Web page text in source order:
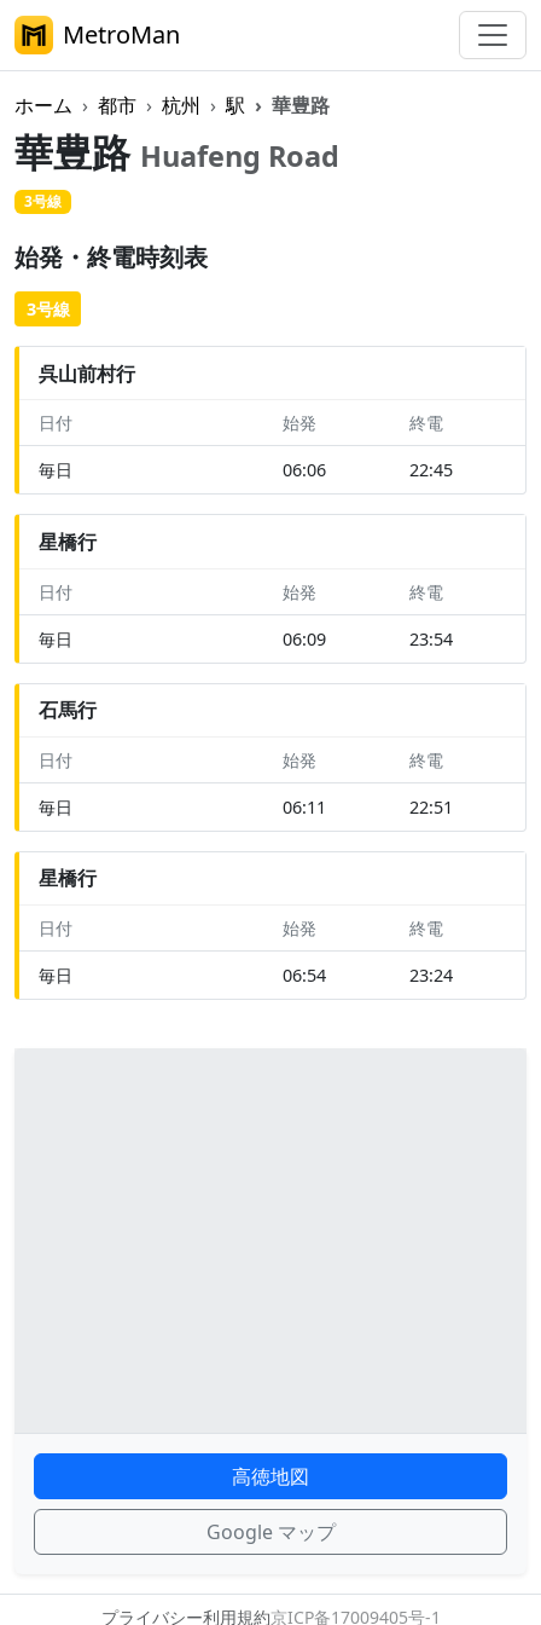
MetroMan
ホーム 都市 杭州 駅 華豊路
華豊路 Huafeng Road
3号線
始発・終電時刻表
3号線
呉山前村行
日付 始発 終電
毎日 06:06 22:45
星橋行
日付 始発 終電
毎日 06:09 23:54
石馬行
日付 始発 終電
毎日 06:11 22:51
星橋行
日付 始発 終電
毎日 06:54 23:24
高徳地図
Google マップ
プライバシー利用規約京ICP备17009405号-1